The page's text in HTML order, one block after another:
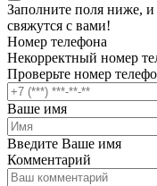
Заполните поля ниже,
свяжутся с вами!
Номер телефона
Некорректный номер
Проверьте номер
Ваше имя
Введите Ваше имя
Комментарий